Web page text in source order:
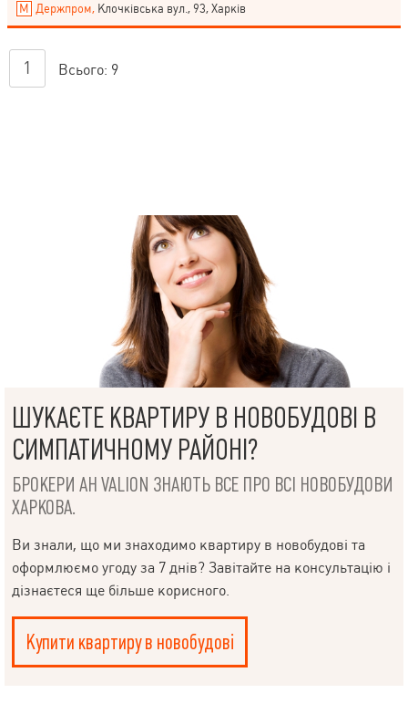
Держпром, Клочківська вул., 93, Харків
1 Всього: 9
ШУКАЄТЕ КВАРТИРУ В НОВОБУДОВІ В
СИМПАТИЧНОМУ РАЙОНІ?
БРОКЕРИ АН VALION ЗНАЮТЬ ВСЕ ПРО ВСІ НОВОБУДОВИ
ХАРКОВА.
Ви знали, що ми знаходимо квартиру в новобудові та
оформлюємо угоду за 7 днів? Завітайте на консультацію і
дізнаєтеся ще більше корисного.
Купити квартиру в новобудові